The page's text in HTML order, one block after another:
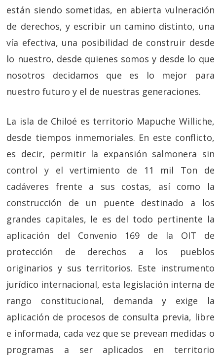
están siendo sometidas, en abierta vulneración
de derechos, y escribir un camino distinto, una
vía efectiva, una posibilidad de construir desde
lo nuestro, desde quienes somos y desde lo que
nosotros decidamos que es lo mejor para
nuestro futuro y el de nuestras generaciones.
La isla de Chiloé es territorio Mapuche Williche,
desde tiempos inmemoriales. En este conflicto,
es decir, permitir la expansión salmonera sin
control y el vertimiento de 11 mil Ton de
cadáveres frente a sus costas, así como la
construcción de un puente destinado a los
grandes capitales, le es del todo pertinente la
aplicación del Convenio 169 de la OIT de
protección de derechos a los pueblos
originarios y sus territorios. Este instrumento
jurídico internacional, esta legislación interna de
rango constitucional, demanda y exige la
aplicación de procesos de consulta previa, libre
e informada, cada vez que se prevean medidas o
programas a ser aplicados en territorio